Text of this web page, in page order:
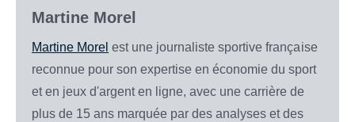
Martine Morel
Martine Morel est une journaliste sportive française
reconnue pour son expertise en économie du sport
et en jeux d'argent en ligne, avec une carrière de
plus de 15 ans marquée par des analyses et des